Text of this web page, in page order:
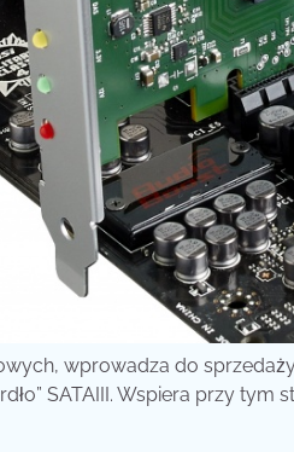
wprowadza do
SATAIII. Wspiera przy